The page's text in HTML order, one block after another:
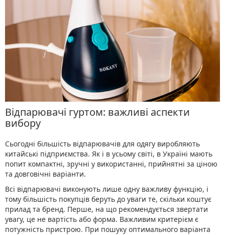
Відпарювачі гуртом: важливі аспекти
вибору
Сьогодні більшість відпарювачів для одягу виробляють
китайські підприємства. Як і в усьому світі, в Україні мають
попит компактні, зручні у використанні, прийнятні за ціною
та довговічні варіанти.
Всі відпарювачі виконують лише одну важливу функцію, і
тому більшість покупців беруть до уваги те, скільки коштує
прилад та бренд. Перше, на що рекомендується звертати
увагу, це не вартість або форма. Важливим критерієм є
потужність пристрою. При пошуку оптимального варіанта